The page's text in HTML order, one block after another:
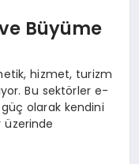
Büyüme
hizmet, turizm
Bu sektörler e-
olarak kendini
üzerinde